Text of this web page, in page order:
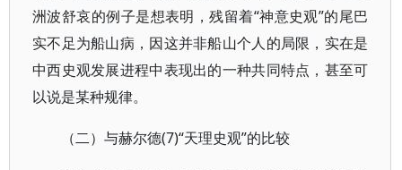
洲波舒哀的例子是想表明，残留着“神意史观”的尾巴
实不足为船山病，因这并非船山个人的局限，实在是
中西史观发展进程中表现出的一种共同特点，甚至可
以说是某种规律。
（二）与赫尔德(7)“天理史观”的比较